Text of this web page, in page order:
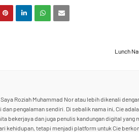
Lunch
Roziah Muhammad Nor atau lebih dikenali
pengalaman sendiri. Di sebalik nama ini, Cie
bekerjaya dan juga penulis kandungan digital yang
kehidupan, tetapi menjadi platform untuk Cie